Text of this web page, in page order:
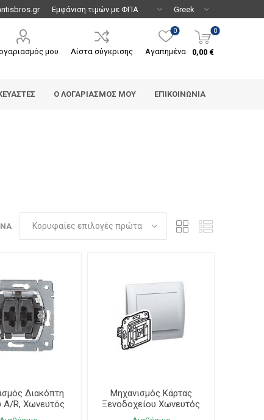
μου Λίστα σύγκρισης Αγαπημένα
0 0
0,00 €
Ο ΛΟΓΑΡΙΑΣΜΌΣ ΜΟΥ ΕΠΙΚΟΙΝΩΝΊΑ
Διακόπτη
A/R, Χωνευτός
Life 775808
Μηχανισμός Κάρτας
Ξενοδοχείου Χωνευτός
Galea Life 775954